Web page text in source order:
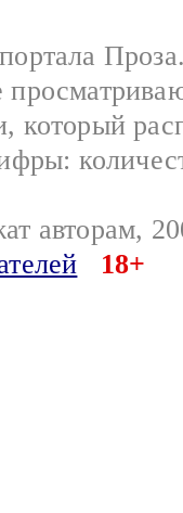
который
авторам,
18+